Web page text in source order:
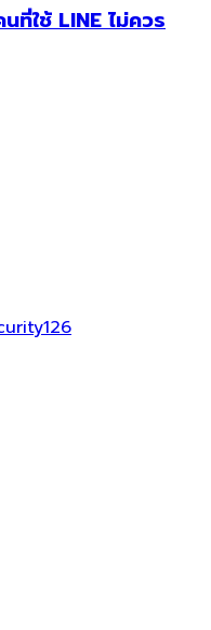
ที่ใช้ LINE ไม่ควร
126